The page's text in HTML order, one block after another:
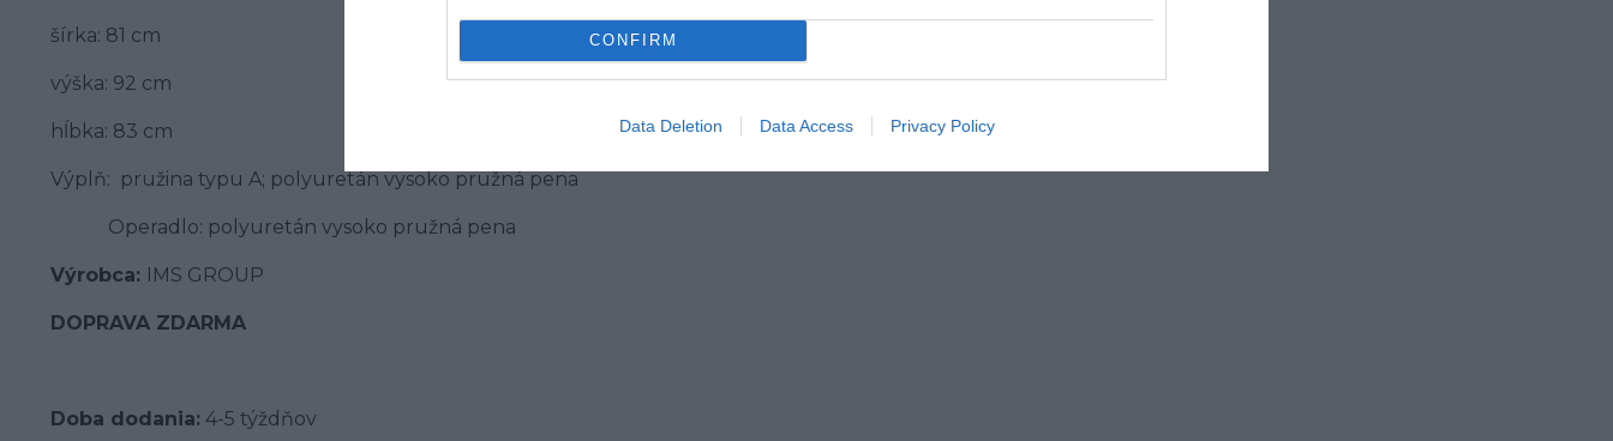
CONFIRM
Data Deletion Data Access Privacy Policy
šírka: 81 cm
výška: 92 cm
hĺbka: 83 cm
Výplň: pružina typu A; polyuretán vysoko pružná pena
Operadlo: polyuretán vysoko pružná pena
Výrobca: IMS GROUP
DOPRAVA ZDARMA
Doba dodania: 4-5 týždňov